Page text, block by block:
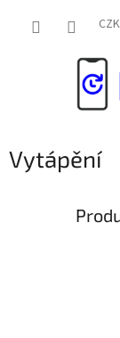
CZK
Vytápění